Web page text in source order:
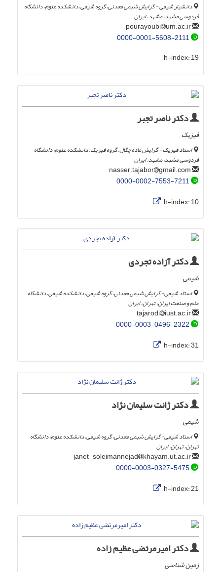
دانشیار شیمی - گرایش شیمی معدنی، گروه شیمی، دانشکده علوم، دانشگاه
فردوسی مشهد، مشهد، ایران
um.ac.ir
0000-0001-5608-2111
h-index:19
دکتر ناصر تجبر
فیزیک
استاد فیزیک - گرایش ماده چگال، گروه فیزیک، دانشکده علوم، دانشگاه
فردوسی مشهد، مشهد، ایران
gmail.com
0000-0002-7553-7211
h-index:10
دکتر آزاده تجردی
شیمی
استاد شیمی- گرایش شیمی معدنی، گروه شیمی، دانشکده شیمی، دانشگاه
علم و صنعت ایران، تهران، ایران
iust.ac.ir
0000-0003-0496-2322
h-index:31
دکتر ژانت سلیمان نژاد
شیمی
استاد شیمی- گرایش شیمی معدنی، گروه شیمی، دانشکده علوم، دانشگاه
تهران، تهران، ایران
khayam.ut.ac.ir
0000-0003-0327-5475
h-index:21
دکتر امیرمرتضی عظیم زاده
زمین شناسی